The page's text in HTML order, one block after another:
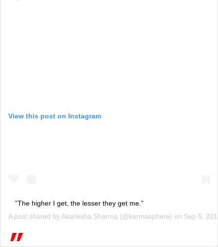
View this post on Instagram
”The higher I get, the lesser they get me.”
A post shared byAkanksha Sharma (@karmasphere) on Sep 5,